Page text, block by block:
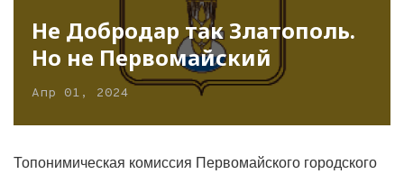
Не Добродар так Златополь.
Но не Первомайский
Апр 01, 2024
Топонимическая комиссия Первомайского городского